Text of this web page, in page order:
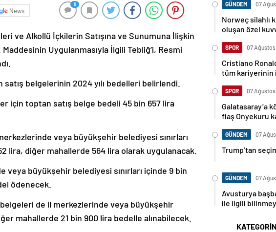
News
0
ve Alkollü İçkilerin Satışına ve Sunumuna İlişkin
Uygulanmasıyla İlgili Tebliğ’i, Resmi
belgelerinin 2024 yılı bedelleri belirlendi.
için toptan satış belge bedeli 45 bin 657 lira
veya büyükşehir belediyesi sınırları
lira, diğer mahallerde 564 lira olarak uygulanacak.
veya büyükşehir belediyesi sınırları içinde 9 bin
ödenecek.
de il merkezlerinde veya büyükşehir
mahallerde 21 bin 900 lira bedelle alınabilecek.
GÜNDEM 07
Norweç silahlı
oluşan özel
SPOR 07
Cristiano
tüm kariyerinin
SPOR 07
Galatasaray’a
flaş Onyekuru
GÜNDEM 07
Trump’tan
GÜNDEM 07
Avusturya
ile ilgili